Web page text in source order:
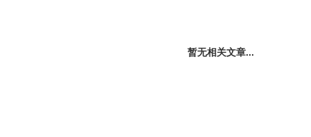
暂无相关文章...